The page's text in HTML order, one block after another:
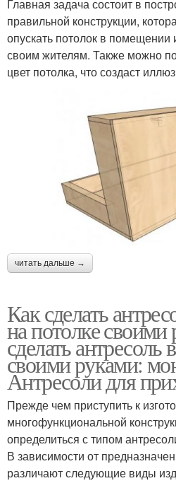
Главная задача состоит в
правильной конструкции,
опускать потолок в помещении
своим жителям. Также можно
цвет потолка, что создаст
читать дальше →
Как сделать
на потолке
сделать антресоль
своими руками:
Антресоли для
Прежде чем приступить к
многофункциональной
определиться с типом
В зависимости от
различают следующие виды